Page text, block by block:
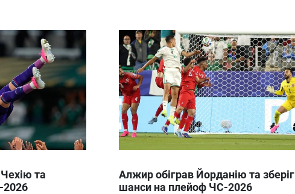
та
Алжир обіграв Йорданію та зберіг
шанси на плейоф ЧС-2026